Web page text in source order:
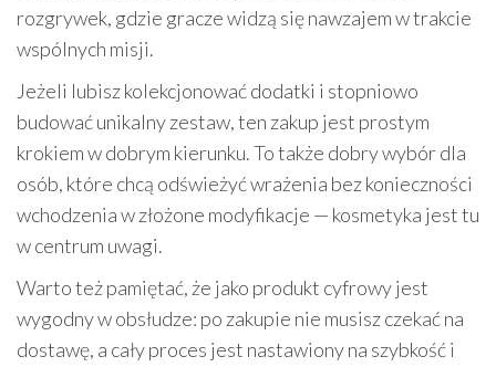
rozgrywek, gdzie gracze widzą się nawzajem w trakcie
wspólnych misji.
Jeżeli lubisz kolekcjonować dodatki i stopniowo
budować unikalny zestaw, ten zakup jest prostym
krokiem w dobrym kierunku. To także dobry wybór dla
osób, które chcą odświeżyć wrażenia bez konieczności
wchodzenia w złożone modyfikacje — kosmetyka jest tu
w centrum uwagi.
Warto też pamiętać, że jako produkt cyfrowy jest
wygodny w obsłudze: po zakupie nie musisz czekać na
dostawę, a cały proces jest nastawiony na szybkość i